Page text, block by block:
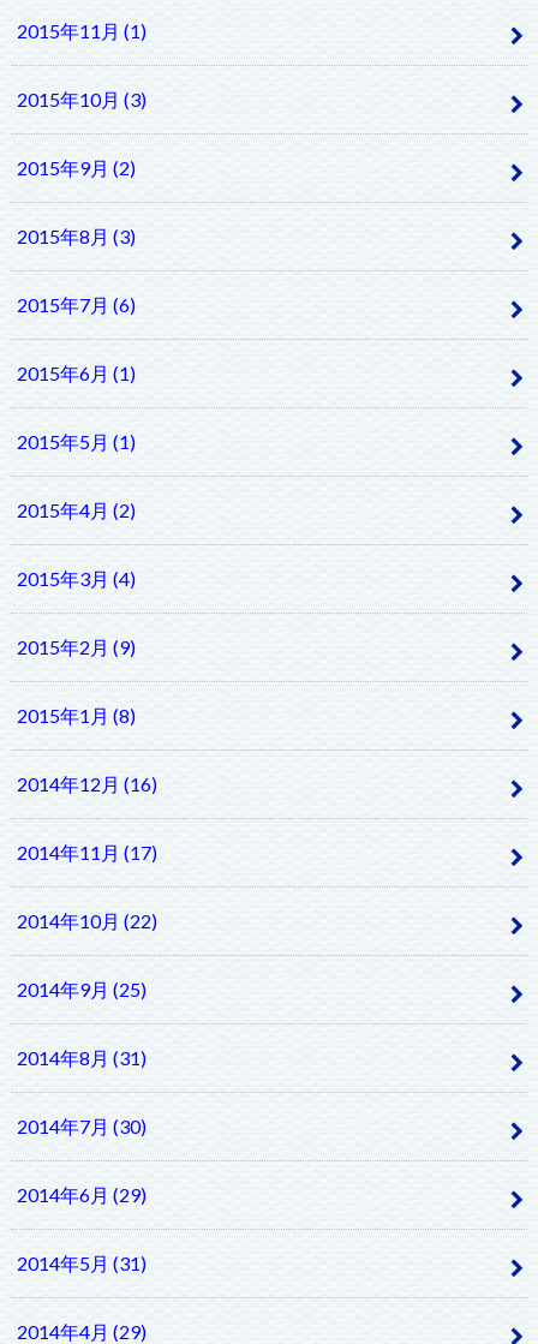
2015年11月 (1)
2015年10月 (3)
2015年9月 (2)
2015年8月 (3)
2015年7月 (6)
2015年6月 (1)
2015年5月 (1)
2015年4月 (2)
2015年3月 (4)
2015年2月 (9)
2015年1月 (8)
2014年12月 (16)
2014年11月 (17)
2014年10月 (22)
2014年9月 (25)
2014年8月 (31)
2014年7月 (30)
2014年6月 (29)
2014年5月 (31)
2014年4月 (29)